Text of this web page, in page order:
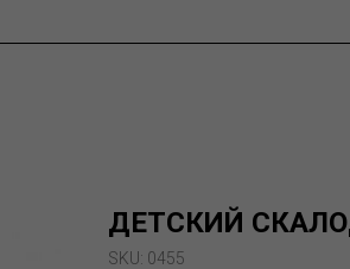
ДЕТСКИЙ
SKU: 0455